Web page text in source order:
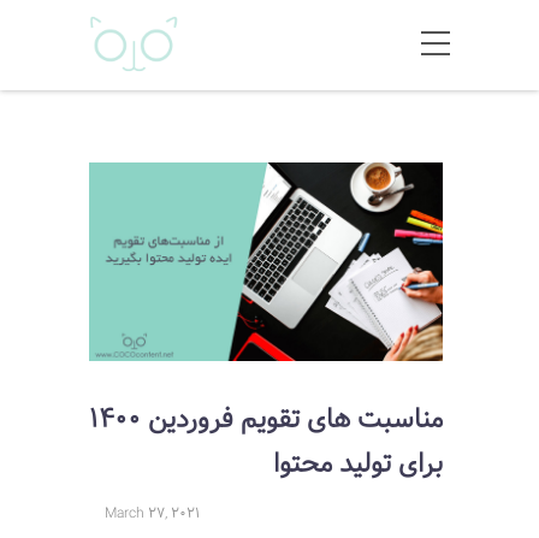
مناسبت های تقویم فروردین 1400
برای تولید محتوا
March 27, 2021